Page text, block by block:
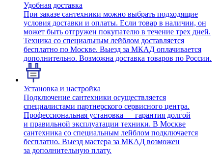
Удобная доставка
При заказе сантехники можно выбрать подходящие
условия доставки и оплаты. Если товар в наличии, он
может быть отгружен покупателю в течение трех дней.
Техника со специальным лейблом доставляется
бесплатно по Москве. Выезд за МКАД оплачивается
дополнительно. Возможна доставка товаров по России.
Установка и настройка
Подключение сантехники осуществляется
специалистами партнерского сервисного центра.
Профессиональная установка — гарантия долгой
и правильной эксплуатации техники. В Москве
сантехника со специальным лейблом подключается
бесплатно. Выезд мастера за МКАД возможен
за дополнительную плату.